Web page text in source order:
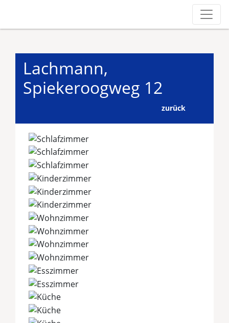
Lachmann,
Spiekeroogweg 12
zurück